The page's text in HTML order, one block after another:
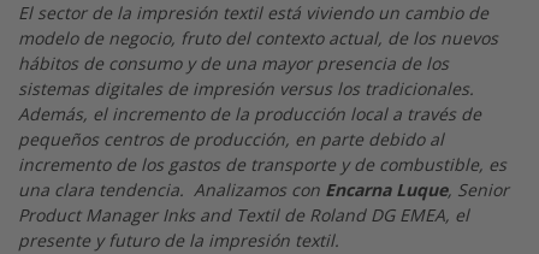
El sector de la impresión textil está viviendo un cambio de
modelo de negocio, fruto del contexto actual, de los nuevos
hábitos de consumo y de una mayor presencia de los
sistemas digitales de impresión versus los tradicionales.
Además, el incremento de la producción local a través de
pequeños centros de producción, en parte debido al
incremento de los gastos de transporte y de combustible, es
una clara tendencia. Analizamos con Encarna Luque, Senior
Product Manager Inks and Textil de Roland DG EMEA, el
presente y futuro de la impresión textil.